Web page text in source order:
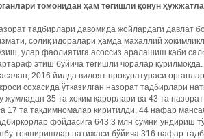
томонидан ҳам тегишли қонун
тадбирлари давомида жойлардаги давлат
солиқ идоралари ҳамда маҳаллий
улар фаолиятига асоссиз аралашиш каби
этиш бўйича тегишли чоралар кўрилмоқда.
2016 йилда вилоят прокуратураси
соҳасида ўтказилган назорат тадбирлари
жумладан 35 та ҳоким қарорлари ва 43 та
17 та тақдимномалар киритилди, 44 нафар
фойдасига 643,3 млн сўмни ундириш
текширишлар натижаси бўйича 316 нафар